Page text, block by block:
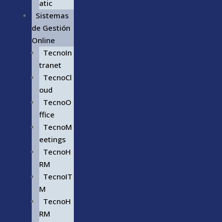
atic
Sistemas
de Gestión
Online
TecnoIn
tranet
TecnoCl
oud
TecnoO
ffice
TecnoM
eetings
TecnoH
RM
TecnoIT
M
TecnoH
RM